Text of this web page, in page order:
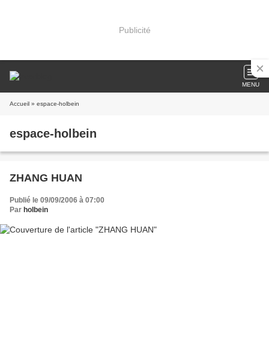
Publicité
MENU
Accueil » espace-holbein
espace-holbein
ZHANG HUAN
Publié le 09/09/2006 à 07:00
Par holbein